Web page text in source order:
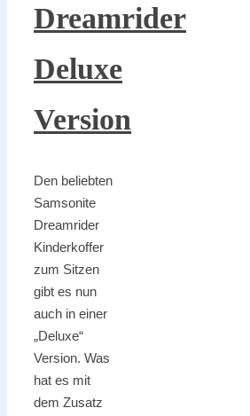
Dreamrider
Deluxe
Version
Den beliebten
Samsonite
Dreamrider
Kinderkoffer
zum Sitzen
gibt es nun
auch in einer
„Deluxe“
Version. Was
hat es mit
dem Zusatz